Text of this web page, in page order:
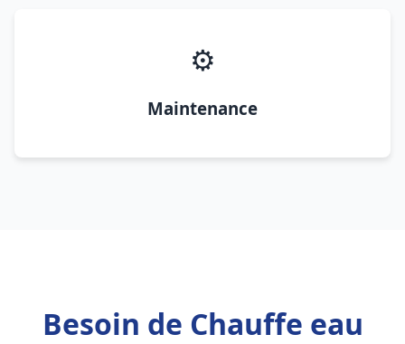
⚙️
Maintenance
Besoin de Chauffe eau